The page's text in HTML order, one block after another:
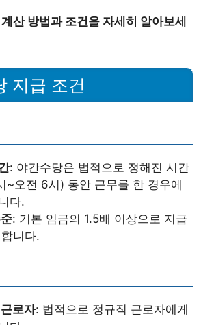
산 방법과 조건을 자세히 알아보세
지급 조건
: 야간수당은 법적으로 정해진 시간
~오전 6시) 동안 근무를 한 경우에
다.
: 기본 임금의 1.5배 이상으로 지급
니다.
로자: 법적으로 정규직 근로자에게